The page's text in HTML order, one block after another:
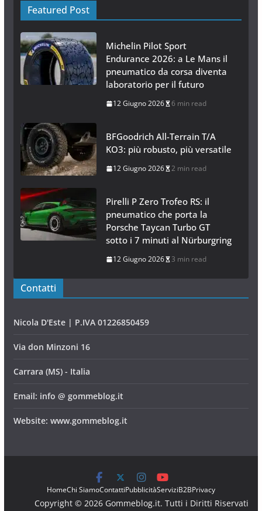
Featured Post
Michelin Pilot Sport
Endurance 2026: a Le Mans il
pneumatico da corsa diventa
laboratorio per il futuro
12 Giugno 2026 6 min read
BFGoodrich All-Terrain T/A
KO3: più robusto, più versatile
12 Giugno 2026 2 min read
Pirelli P Zero Trofeo RS: il
pneumatico che porta la
Porsche Taycan Turbo GT
sotto i 7 minuti al Nürburgring
12 Giugno 2026 3 min read
Contatti
Nicola D'Este | P.IVA 01226850459
Via don Minzoni 16
Carrara (MS) - Italia
Email: info @ gommeblog.it
Website: www.gommeblog.it
HomeChi SiamoContattiPubblicitàServiziB2BPrivacy
Copyright © 2026 Gommeblog.it. Tutti i Diritti Riservati